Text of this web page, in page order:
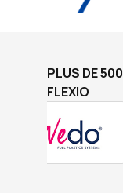
PLUS DE
FLEXIO